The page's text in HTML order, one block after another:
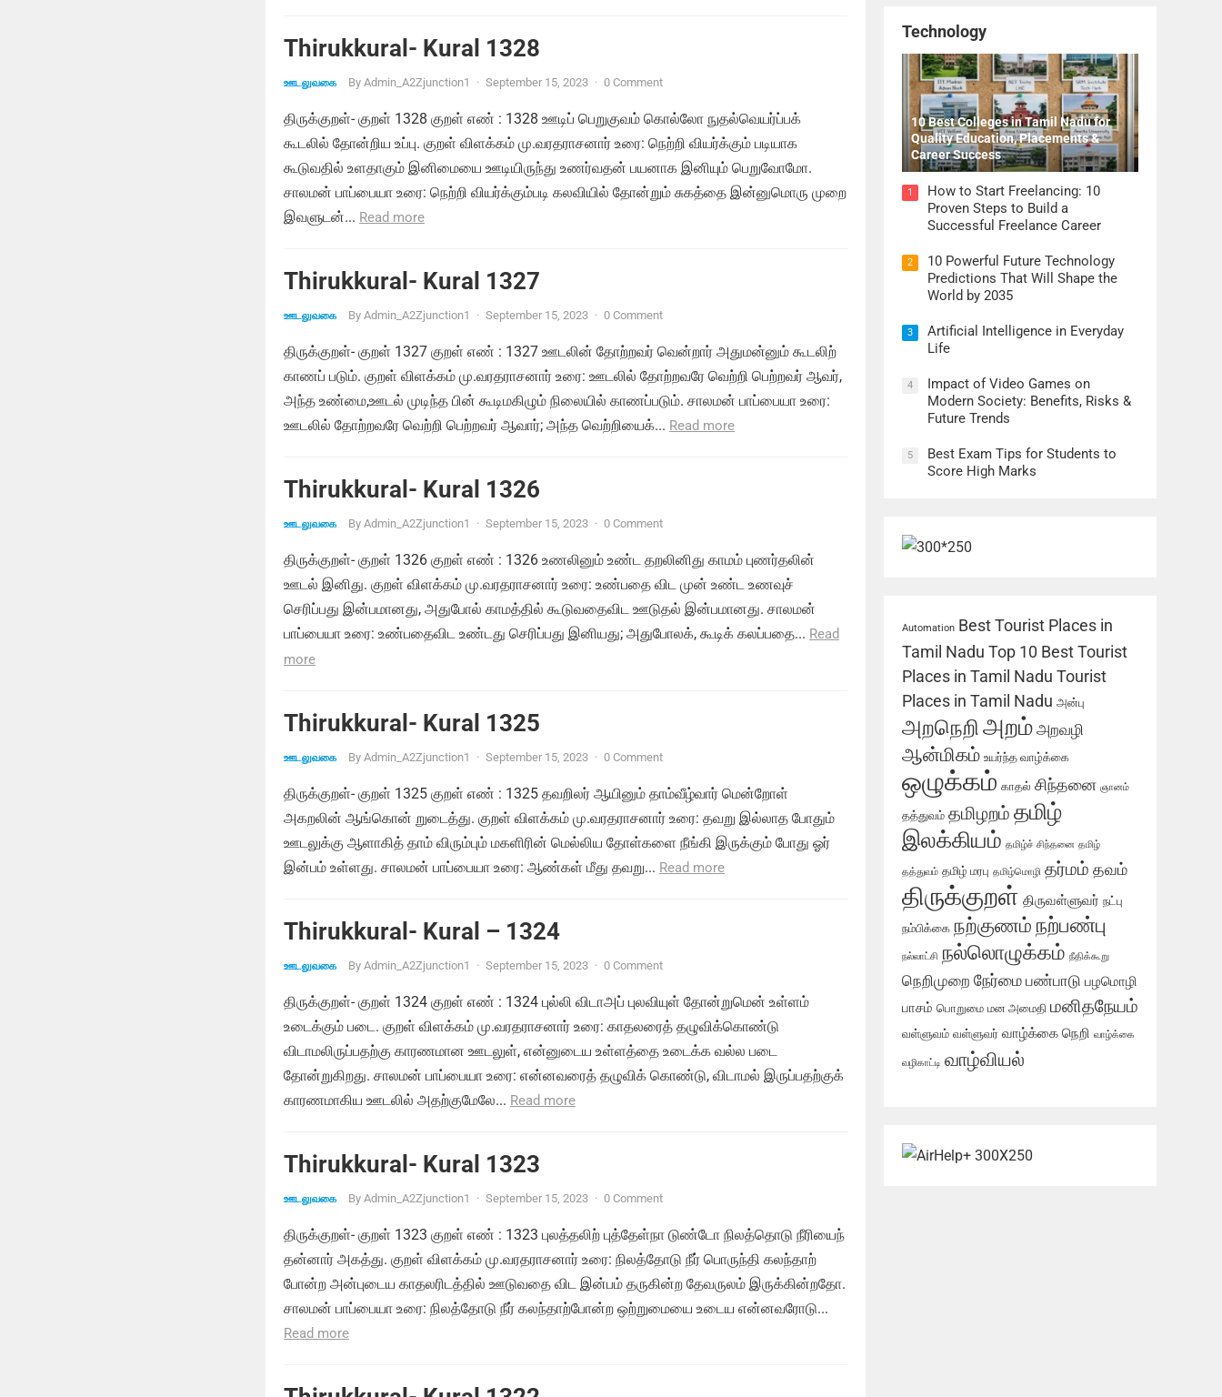
Thirukkural- Kural 1328
ஊடலுவகை By Admin_A2Zjunction1 · September 15, 2023 · 0 Comment
திருக்குறள்- குறள் 1328 குறள் எண் : 1328 ஊடிப் பெறுகுவம் கொல்லோ நுதல்வெயர்ப்பக்
கூடலில் தோன்றிய உப்பு. குறள் விளக்கம் மு.வரதராசனார் உரை: நெற்றி வியர்க்கும் படியாக
கூடுவதில் உளதாகும் இனிமையை ஊடியிருந்து உணர்வதன் பயனாக இனியும் பெறுவோமோ.
சாலமன் பாப்பையா உரை: நெற்றி வியர்க்கும்படி கலவியில் தோன்றும் சுகத்தை இன்னுமொரு முறை
இவளுடன்... Read more
Thirukkural- Kural 1327
ஊடலுவகை By Admin_A2Zjunction1 · September 15, 2023 · 0 Comment
திருக்குறள்- குறள் 1327 குறள் எண் : 1327 ஊடலின் தோற்றவர் வென்றார் அதுமன்னும் கூடலிற்
காணப் படும். குறள் விளக்கம் மு.வரதராசனார் உரை: ஊடலில் தோற்றவரே வெற்றி பெற்றவர் ஆவர்,
அந்த உண்மை,ஊடல் முடிந்த பின் கூடிமகிழும் நிலையில் காணப்படும். சாலமன் பாப்பையா உரை:
ஊடலில் தோற்றவரே வெற்றி பெற்றவர் ஆவார்; அந்த வெற்றியைக்... Read more
Thirukkural- Kural 1326
ஊடலுவகை By Admin_A2Zjunction1 · September 15, 2023 · 0 Comment
திருக்குறள்- குறள் 1326 குறள் எண் : 1326 உணலினும் உண்ட தறலினிது காமம் புணர்தலின்
ஊடல் இனிது. குறள் விளக்கம் மு.வரதராசனார் உரை: உண்பதை விட முன் உண்ட உணவுச்
செரிப்பது இன்பமானது, அதுபோல் காமத்தில் கூடுவதைவிட ஊடுதல் இன்பமானது. சாலமன்
பாப்பையா உரை: உண்பதைவிட உண்டது செரிப்பது இனியது; அதுபோலக், கூடிக் கலப்பதை... Read
more
Thirukkural- Kural 1325
ஊடலுவகை By Admin_A2Zjunction1 · September 15, 2023 · 0 Comment
திருக்குறள்- குறள் 1325 குறள் எண் : 1325 தவறிலர் ஆயினும் தாம்வீழ்வார் மென்றோள்
அகறலின் ஆங்கொன் றுடைத்து. குறள் விளக்கம் மு.வரதராசனார் உரை: தவறு இல்லாத போதும்
ஊடலுக்கு ஆளாகித் தாம் விரும்பும் மகளிரின் மெல்லிய தோள்களை நீங்கி இருக்கும் போது ஓர்
இன்பம் உள்ளது. சாலமன் பாப்பையா உரை: ஆண்கள் மீது தவறு... Read more
Thirukkural- Kural – 1324
ஊடலுவகை By Admin_A2Zjunction1 · September 15, 2023 · 0 Comment
திருக்குறள்- குறள் 1324 குறள் எண் : 1324 புல்லி விடாஅப் புலவியுள் தோன்றுமென் உள்ளம்
உடைக்கும் படை. குறள் விளக்கம் மு.வரதராசனார் உரை: காதலரைத் தழுவிக்கொண்டு
விடாமலிருப்பதற்கு காரணமான ஊடலுள், என்னுடைய உள்ளத்தை உடைக்க வல்ல படை
தோன்றுகிறது. சாலமன் பாப்பையா உரை: என்னவரைத் தழுவிக் கொண்டு, விடாமல் இருப்பதற்குக்
காரணமாகிய ஊடலில் அதற்குமேலே... Read more
Thirukkural- Kural 1323
ஊடலுவகை By Admin_A2Zjunction1 · September 15, 2023 · 0 Comment
திருக்குறள்- குறள் 1323 குறள் எண் : 1323 புலத்தலிற் புத்தேள்நா டுண்டோ நிலத்தொடு நீரியைந்
தன்னார் அகத்து. குறள் விளக்கம் மு.வரதராசனார் உரை: நிலத்தோடு நீர் பொருந்தி கலந்தாற்
போன்ற அன்புடைய காதலரிடத்தில் ஊடுவதை விட இன்பம் தருகின்ற தேவருலம் இருக்கின்றதோ.
சாலமன் பாப்பையா உரை: நிலத்தோடு நீர் கலந்தாற்போன்ற ஒற்றுமையை உடைய என்னவரோடு...
Read more
Technology
10 Best Colleges in Tamil Nadu for
Quality Education, Placements &
Career Success
1
How to Start Freelancing: 10
Proven Steps to Build a
Successful Freelance Career
2
10 Powerful Future Technology
Predictions That Will Shape the
World by 2035
3
Artificial Intelligence in Everyday
Life
4
Impact of Video Games on
Modern Society: Benefits, Risks &
Future Trends
5
Best Exam Tips for Students to
Score High Marks
Automation Best Tourist Places in
Tamil Nadu Top 10 Best Tourist
Places in Tamil Nadu Tourist
Places in Tamil Nadu அன்பு
அறநெறிஅறம் அறவழி
ஆன்மிகம் உயர்ந்த வாழ்க்கை
ஒழுக்கம் காதல் சிந்தனை ஞானம்
தத்துவம் தமிழறம் தமிழ்
இலக்கியம் தமிழ்ச் சிந்தனை தமிழ்
தத்துவம் தமிழ் மரபு தமிழ்மொழி தர்மம் தவம்
திருக்குறள் திருவள்ளுவர் நட்பு
நம்பிக்கை நற்குணம் நற்பண்பு
நல்லாட்சி நல்லொழுக்கம் நீதிக்கூறு
நெறிமுறை நேர்மை பண்பாடு பழமொழி
பாசம் பொறுமை மன அமைதி மனிதநேயம்
வள்ளுவம் வள்ளுவர் வாழ்க்கை நெறி வாழ்க்கை
வழிகாட்டி வாழ்வியல்